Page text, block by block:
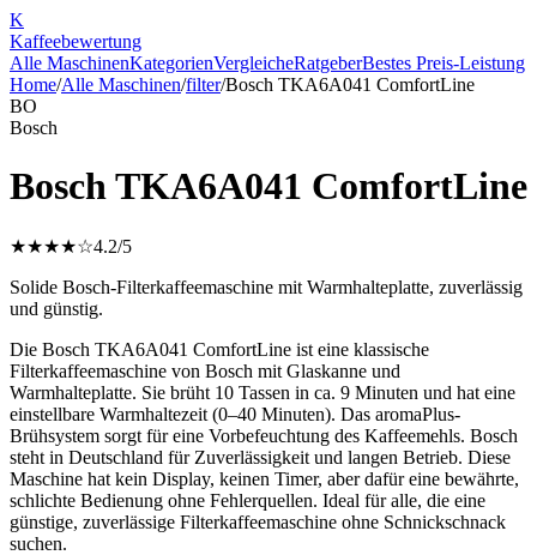
K
Kaffeebewertung
Alle MaschinenKategorienVergleicheRatgeberBestes Preis-Leistung
Home/Alle Maschinen/filter/Bosch TKA6A041 ComfortLine
BO
Bosch
Bosch TKA6A041 ComfortLine
★★★★☆4.2/5
Solide Bosch-Filterkaffeemaschine mit Warmhalteplatte, zuverlässig
und günstig.
Die Bosch TKA6A041 ComfortLine ist eine klassische
Filterkaffeemaschine von Bosch mit Glaskanne und
Warmhalteplatte. Sie brüht 10 Tassen in ca. 9 Minuten und hat eine
einstellbare Warmhaltezeit (0–40 Minuten). Das aromaPlus-
Brühsystem sorgt für eine Vorbefeuchtung des Kaffeemehls. Bosch
steht in Deutschland für Zuverlässigkeit und langen Betrieb. Diese
Maschine hat kein Display, keinen Timer, aber dafür eine bewährte,
schlichte Bedienung ohne Fehlerquellen. Ideal für alle, die eine
günstige, zuverlässige Filterkaffeemaschine ohne Schnickschnack
suchen.